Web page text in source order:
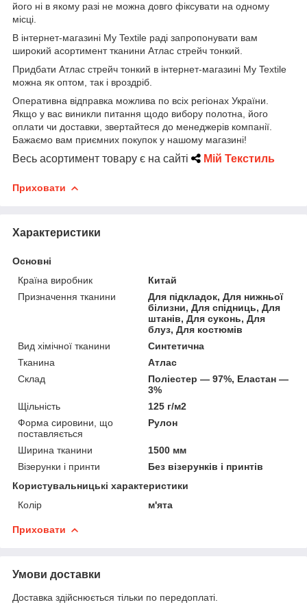
його ні в якому разі не можна довго фіксувати на одному
місці.
В інтернет-магазині My Textile раді запропонувати вам
широкий асортимент тканини Атлас стрейч тонкий.
Придбати Атлас стрейч тонкий в інтернет-магазині My Textile
можна як оптом, так і вроздріб.
Оперативна відправка можлива по всіх регіонах України.
Якщо у вас виникли питання щодо вибору полотна, його
оплати чи доставки, звертайтеся до менеджерів компанії.
Бажаємо вам приємних покупок у нашому магазині!
Весь асортимент товару є на сайті Мій Текстиль
Приховати
Характеристики
Основні
Країна виробник
Китай
Призначення тканини
Для підкладок, Для нижньої
білизни, Для спідниць, Для
штанів, Для суконь, Для
блуз, Для костюмів
Вид хімічної тканини
Синтетична
Тканина
Атлас
Склад
Поліестер — 97%, Еластан —
3%
Щільність
125 г/м2
Форма сировини, що
поставляється
Рулон
Ширина тканини
1500 мм
Візерунки і принти
Без візерунків і принтів
Користувальницькі характеристики
Колір
м'ята
Приховати
Умови доставки
Доставка здійснюється тільки по передоплаті.